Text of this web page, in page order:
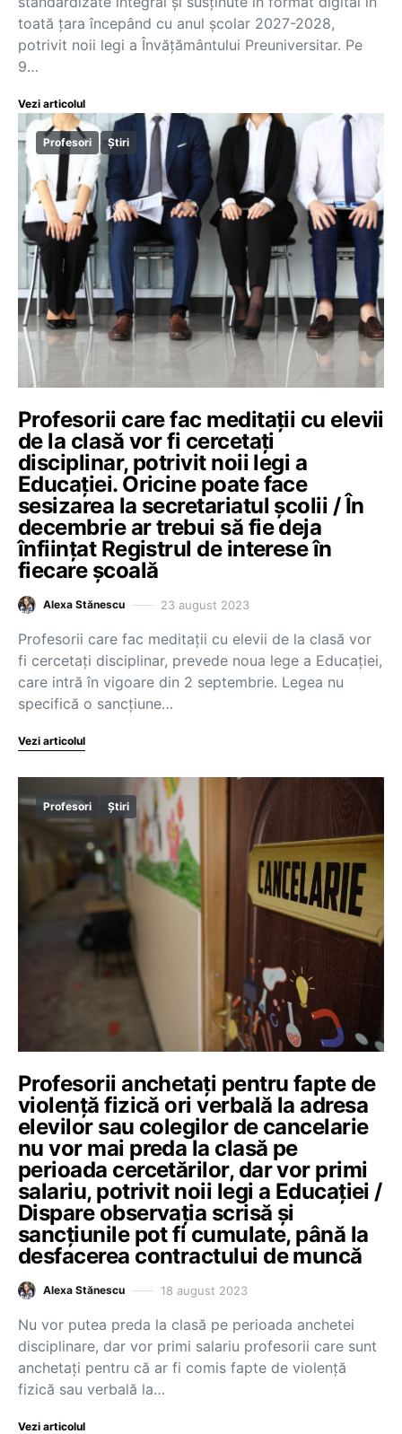
toată țara începând cu anul școlar 2027-2028,
potrivit noii legi a Învățământului Preuniversitar. Pe
9…
Vezi articolul
Profesori Știri
Profesorii care fac meditații cu elevii
de la clasă vor fi cercetați
disciplinar, potrivit noii legi a
Educației. Oricine poate face
sesizarea la secretariatul școlii / În
decembrie ar trebui să fie deja
înființat Registrul de interese în
fiecare școală
Alexa Stănescu 23 august 2023
Profesorii care fac meditații cu elevii de la clasă vor
fi cercetați disciplinar, prevede noua lege a Educației,
care intră în vigoare din 2 septembrie. Legea nu
specifică o sancțiune…
Vezi articolul
Profesori Știri
Profesorii anchetați pentru fapte de
violență fizică ori verbală la adresa
elevilor sau colegilor de cancelarie
nu vor mai preda la clasă pe
perioada cercetărilor, dar vor primi
salariu, potrivit noii legi a Educației /
Dispare observația scrisă și
sancțiunile pot fi cumulate, până la
desfacerea contractului de muncă
Alexa Stănescu 18 august 2023
Nu vor putea preda la clasă pe perioada anchetei
disciplinare, dar vor primi salariu profesorii care sunt
anchetați pentru că ar fi comis fapte de violență
fizică sau verbală la…
Vezi articolul